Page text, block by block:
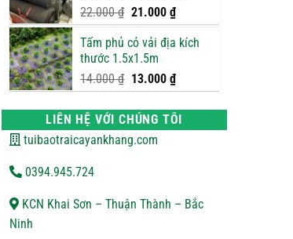
22.000₫ Giá
gốc
là:
22.000 ₫.
21.000₫Giá
hiện
tại
21.000 ₫.
Tấm phủ cỏ vải địa kích
thước 1.5x1.5m
14.000₫ Giá
gốc
là:
14.000 ₫.
13.000₫Giá
hiện
tại
là:
LIÊN HỆ VỚI CHÚNG TÔI
tuibaotraicayankhang.com
0394.945.724
KCN Khai Sơn – Thuận Thành – Bắc
Ninh